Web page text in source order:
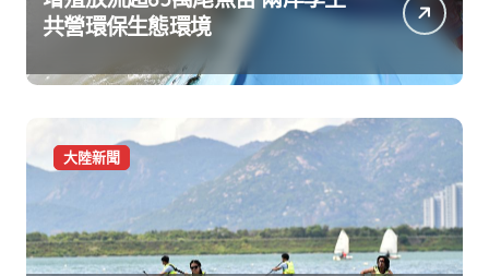
共營環保生態環境
大陸新聞